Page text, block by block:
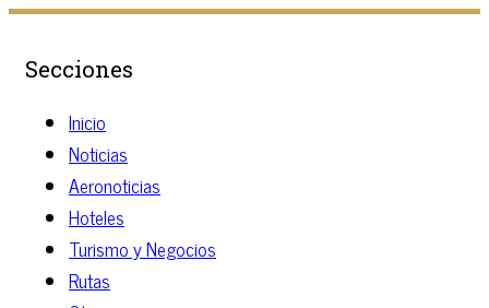
Secciones
Inicio
Noticias
Aeronoticias
Hoteles
Turismo y Negocios
Rutas